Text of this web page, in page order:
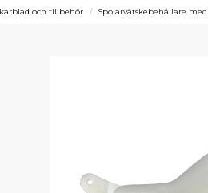
och tillbehör Spolarvätskebehållare